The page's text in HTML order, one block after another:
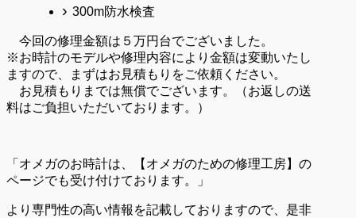
300m防水検査
今回の修理金額は５万円台でございました。
※お時計のモデルや修理内容により金額は変動いたし
ますので、まずはお見積もりをご依頼ください。
お見積もりまでは無償でございます。（お返しの送
料はご負担いただいております。）
「オメガのお時計は、【オメガのための修理工房】の
ページでも受け付けております。」
より専門性の高い情報を記載しておりますので、是非